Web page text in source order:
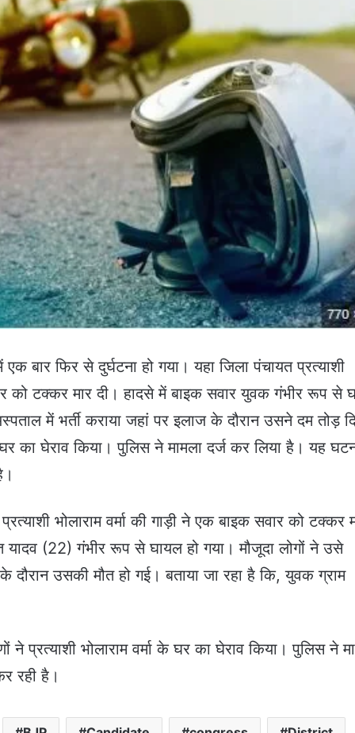
बार फिर से दुर्घटना हो गया। यहा जिला पंचायत प्रत्याशी
को टक्कर मार दी। हादसे में बाइक सवार युवक गंभीर रूप से
में भर्ती कराया जहां पर इलाज के दौरान उसने दम तोड़
का घेराव किया। पुलिस ने मामला दर्ज कर लिया है। यह
भोलाराम वर्मा की गाड़ी ने एक बाइक सवार को टक्कर
(22) गंभीर रूप से घायल हो गया। मौजूदा लोगों ने उसे
दौरान उसकी मौत हो गई। बताया जा रहा है कि, युवक ग्राम
प्रत्याशी भोलाराम वर्मा के घर का घेराव किया। पुलिस ने
रही है।